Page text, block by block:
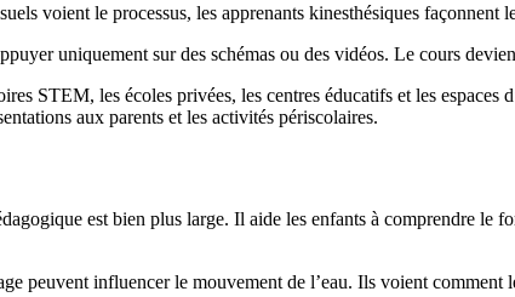
voient le processus, les apprenants kinesthésiques
uniquement sur des schémas ou des vidéos. Le cours
STEM, les écoles privées, les centres éducatifs et les
aux parents et les activités périscolaires.
est bien plus large. Il aide les enfants à comprendre le
peuvent influencer le mouvement de l’eau. Ils voient